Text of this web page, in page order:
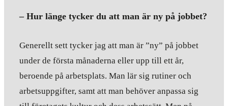
– Hur länge tycker du att man är ny på jobbet?
Generellt sett tycker jag att man är ”ny” på jobbet
under de första månaderna eller upp till ett år,
beroende på arbetsplats. Man lär sig rutiner och
arbetsuppgifter, samt att man behöver anpassa sig